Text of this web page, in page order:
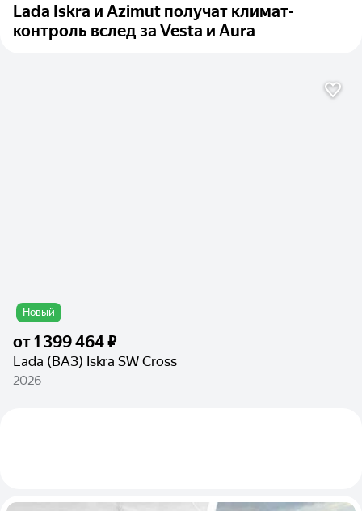
Lada Iskra и Azimut получат климат-
контроль вслед за Vesta и Aura
Новый
от1 399 464 ₽
Lada (ВАЗ) Iskra SW Cross
2026